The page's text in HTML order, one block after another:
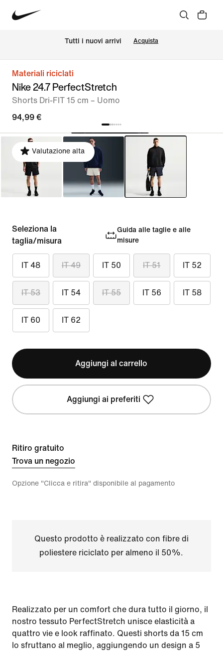
Tutti i nuovi arrivi Acquista
Materiali riciclati
Nike 24.7 PerfectStretch
Shorts Dri-FIT 15 cm – Uomo
94,99 €
Valutazione alta
Seleziona la
taglia/misura
Guida alle taglie e alle
misure
IT 48 IT 49 IT 50 IT 51 IT 52
IT 53 IT 54 IT 55 IT 56 IT 58
IT 60 IT 62
Aggiungi al carrello
Aggiungi ai preferiti
Ritiro gratuito
Trova un negozio
Opzione "Clicca e ritira" disponibile al pagamento
Questo prodotto è realizzato con fibre di
poliestere riciclato per almeno il 50%.
Realizzato per un comfort che dura tutto il giorno, il
nostro tessuto PerfectStretch unisce elasticità a
quattro vie e look raffinato. Questi shorts da 15 cm
lo sfruttano al meglio, aggiungendo un design a 5